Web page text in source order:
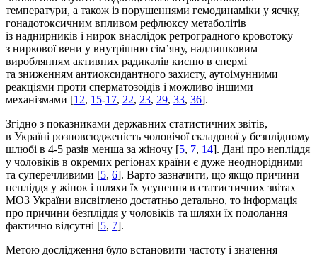
температури, а також із порушеннями гемодинаміки у яєчку,
гонадотоксичним впливом рефлюксу метаболітів
із наднирників і нирок внаслідок ретроградного кровотоку
з ниркової вени у внутрішню сім’яну, надлишковим
вироблянням активних радикалів кисню в спермі
та зниженням антиоксидантного захисту, аутоімунними
реакціями проти сперматозоїдів і можливо іншими
механізмами [12, 15-17, 22, 23, 29, 33, 36].
Згідно з показниками державних статистичних звітів,
в Україні розповсюдженість чоловічої складової у безплідному
шлюбі в 4-5 разів менша за жіночу [5, 7, 14]. Дані про непліддя
у чоловіків в окремих регіонах країни є дуже неоднорідними
та суперечливими [5, 6]. Варто зазначити, що якщо причини
непліддя у жінок і шляхи їх усунення в статистичних звітах
МОЗ України висвітлено достатньо детально, то інформація
про причини безпліддя у чоловіків та шляхи їх подолання
фактично відсутні [5, 7].
Метою дослідження було встановити частоту і значення